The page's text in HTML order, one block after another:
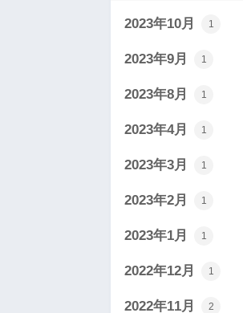
2023年10月 1
2023年9月 1
2023年8月 1
2023年4月 1
2023年3月 1
2023年2月 1
2023年1月 1
2022年12月 1
2022年11月 2